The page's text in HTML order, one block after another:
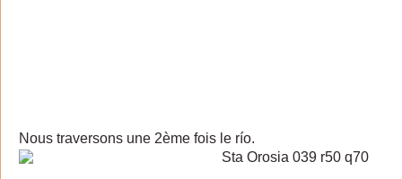
Nous traversons une 2ème fois le río.